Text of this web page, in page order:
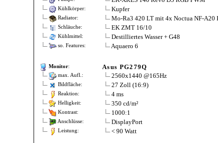
Kühlkörper: Kupfer
Radiator: Mo-Ra3 420 LT mit 4x Noctua NF-A20
Schläuche: EK ZMT 16/10
Kühlmittel: Destilliertes Wasser + G48
so. Features: Aquaero 6
Monitor: Asus PG279Q
max. Aufl.: 2560x1440 @165Hz
Bildfläche: 27 Zoll (16:9)
Reaktion: 4 ms
Helligkeit: 350 cd/m²
Kontrast: 1000:1
Anschlüsse: DisplayPort
Leistung: < 90 Watt